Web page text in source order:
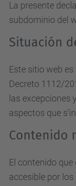
La presente
subdominio del
Situación
Este sitio web
Decreto 1112/
las excepciones
aspectos que
Contenido
El contenido
accesible por